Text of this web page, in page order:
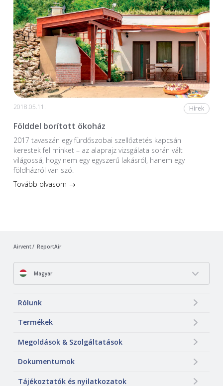
2018.05.11. Hírek
Földdel borított ökoház
2017 tavaszán egy fürdőszobai szellőztetés kapcsán
kerestek fel minket – az alaprajz vizsgálata során vált
világossá, hogy nem egy egyszerű lakásról, hanem egy
földházról van szó.
Tovább olvasom →
Airvent ReportAir
Magyar
Rólunk
Termékek
Megoldások & Szolgáltatások
Dokumentumok
Tájékoztatók és nyilatkozatok